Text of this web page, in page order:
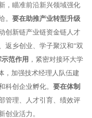
，瞄准前沿新兴领域强化
。 要在助推产业转型升级
创新链产业链资金链人才
返乡创业、学子聚汉和“双
范作用 ，紧密对接环大学
，加强技术经理人队伍建
科创企业孵化。 要在体制
管理、人才引育、绩效评
创业活力。